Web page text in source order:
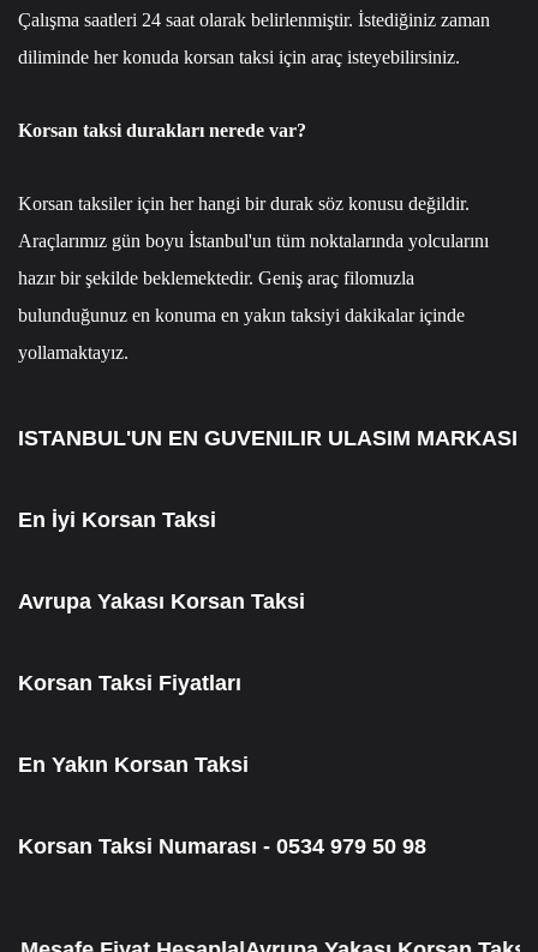
Çalışma saatleri 24 saat olarak belirlenmiştir. İstediğiniz zaman
diliminde her konuda korsan taksi için araç isteyebilirsiniz.
Korsan taksi durakları nerede var?
Korsan taksiler için her hangi bir durak söz konusu değildir.
Araçlarımız gün boyu İstanbul'un tüm noktalarında yolcularını
hazır bir şekilde beklemektedir. Geniş araç filomuzla
bulunduğunuz en konuma en yakın taksiyi dakikalar içinde
yollamaktayız.
ISTANBUL'UN EN GUVENILIR ULASIM MARKASI
En İyi Korsan Taksi
Avrupa Yakası Korsan Taksi
Korsan Taksi Fiyatları
En Yakın Korsan Taksi
Korsan Taksi Numarası - 0534 979 50 98